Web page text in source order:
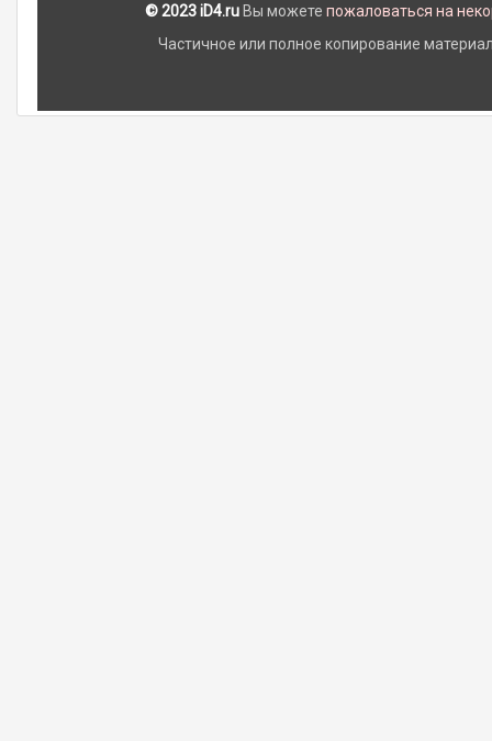
© 2023 iD4.ru Вы можете пожаловаться на
Частичное или полное копирование